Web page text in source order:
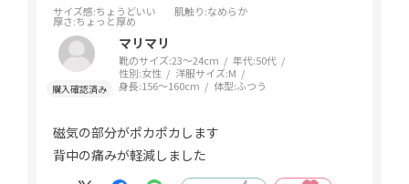
サイズ感:ちょうどいい 肌触り:なめらか
厚さ:ちょっと厚め
マリマリ
靴のサイズ:23～24cm 年代:50代
性別:女性 洋服サイズ:M
身長:156～160cm 体型:ふつう
磁気の部分がポカポカします
背中の痛みが軽減しました